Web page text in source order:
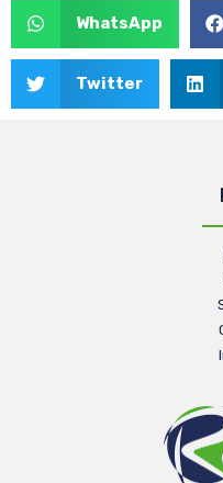
WhatsApp
Twitter